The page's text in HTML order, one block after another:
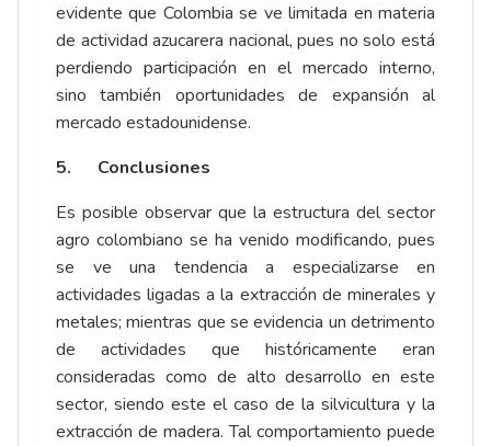
evidente que Colombia se ve limitada en materia
de actividad azucarera nacional, pues no solo está
perdiendo participación en el mercado interno,
sino también oportunidades de expansión al
mercado estadounidense.
5. Conclusiones
Es posible observar que la estructura del sector
agro colombiano se ha venido modificando, pues
se ve una tendencia a especializarse en
actividades ligadas a la extracción de minerales y
metales; mientras que se evidencia un detrimento
de actividades que históricamente eran
consideradas como de alto desarrollo en este
sector, siendo este el caso de la silvicultura y la
extracción de madera. Tal comportamiento puede